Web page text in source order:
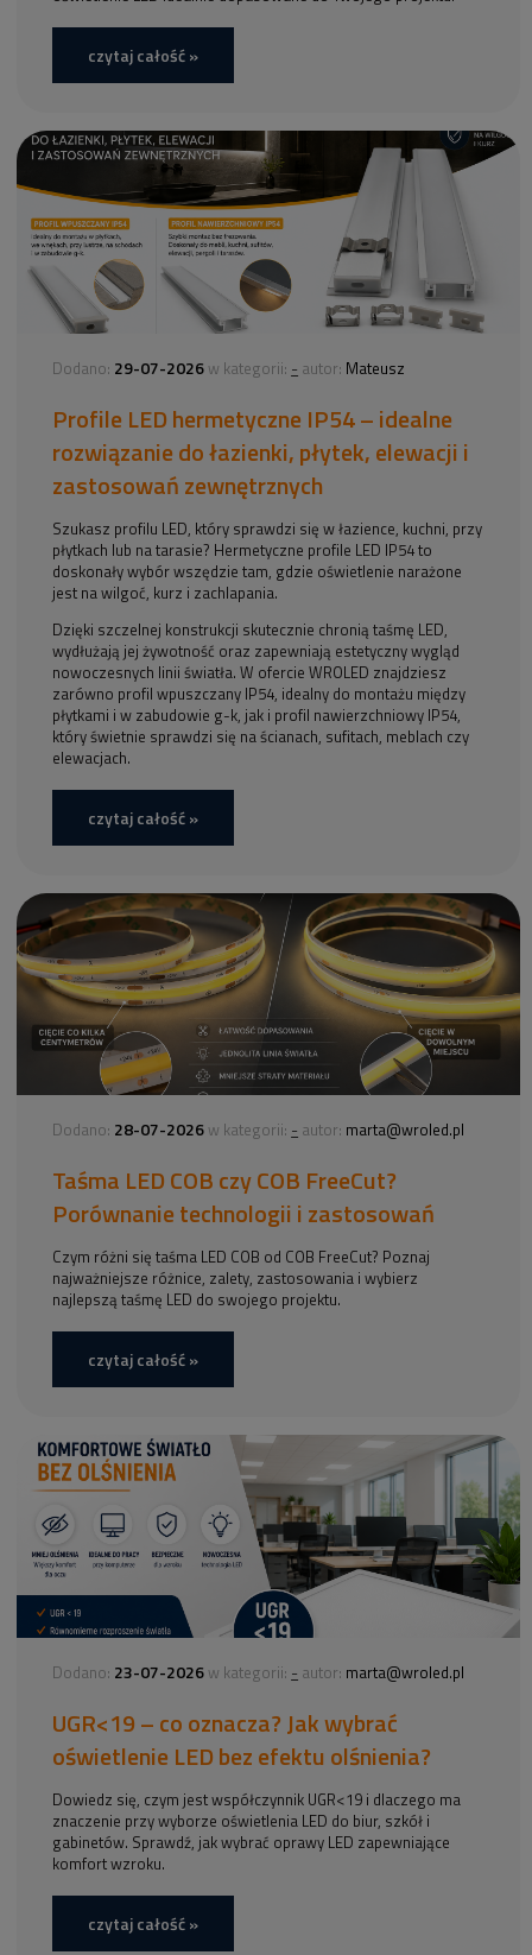
czytaj całość »
Dodano: 29-07-2026 w kategorii: - autor: Mateusz
Profile LED hermetyczne IP54 – idealne
rozwiązanie do łazienki, płytek, elewacji i
zastosowań zewnętrznych
Szukasz profilu LED, który sprawdzi się w łazience, kuchni, przy
płytkach lub na tarasie? Hermetyczne profile LED IP54 to
doskonały wybór wszędzie tam, gdzie oświetlenie narażone
jest na wilgoć, kurz i zachlapania.
Dzięki szczelnej konstrukcji skutecznie chronią taśmę LED,
wydłużają jej żywotność oraz zapewniają estetyczny wygląd
nowoczesnych linii światła. W ofercie WROLED znajdziesz
zarówno profil wpuszczany IP54, idealny do montażu między
płytkami i w zabudowie g-k, jak i profil nawierzchniowy IP54,
który świetnie sprawdzi się na ścianach, sufitach, meblach czy
elewacjach.
czytaj całość »
Dodano: 28-07-2026 w kategorii: - autor: marta@wroled.pl
Taśma LED COB czy COB FreeCut?
Porównanie technologii i zastosowań
Czym różni się taśma LED COB od COB FreeCut? Poznaj
najważniejsze różnice, zalety, zastosowania i wybierz
najlepszą taśmę LED do swojego projektu.
czytaj całość »
Dodano: 23-07-2026 w kategorii: - autor: marta@wroled.pl
UGR<19 – co oznacza? Jak wybrać
oświetlenie LED bez efektu olśnienia?
Dowiedz się, czym jest współczynnik UGR<19 i dlaczego ma
znaczenie przy wyborze oświetlenia LED do biur, szkół i
gabinetów. Sprawdź, jak wybrać oprawy LED zapewniające
komfort wzroku.
czytaj całość »